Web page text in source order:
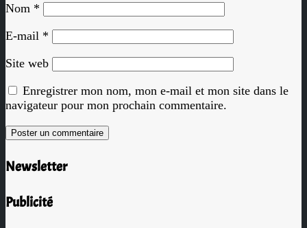
Nom *
E-mail *
Site web
Enregistrer mon nom, mon e-mail et mon site dans le
navigateur pour mon prochain commentaire.
Newsletter
Publicité